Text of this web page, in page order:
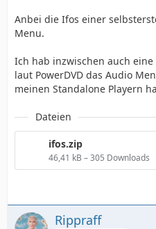
Anbei die Ifos einer
Menu.
Ich hab inzwischen auch
laut PowerDVD das Audio
meinen Standalone Playern
Dateien
ifos.zip
46,41 kB – 305 Downloads
Rippraff